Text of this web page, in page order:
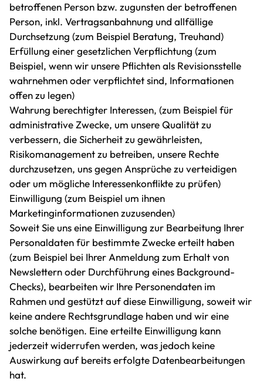
betroffenen Person bzw. zugunsten der betroffenen
Person, inkl. Vertragsanbahnung und allfällige
Durchsetzung (zum Beispiel Beratung, Treuhand)
Erfüllung einer gesetzlichen Verpflichtung (zum
Beispiel, wenn wir unsere Pflichten als Revisionsstelle
wahrnehmen oder verpflichtet sind, Informationen
offen zu legen)
Wahrung berechtigter Interessen, (zum Beispiel für
administrative Zwecke, um unsere Qualität zu
verbessern, die Sicherheit zu gewährleisten,
Risikomanagement zu betreiben, unsere Rechte
durchzusetzen, uns gegen Ansprüche zu verteidigen
oder um mögliche Interessenkonflikte zu prüfen)
Einwilligung (zum Beispiel um ihnen
Marketinginformationen zuzusenden)
Soweit Sie uns eine Einwilligung zur Bearbeitung Ihrer
Personaldaten für bestimmte Zwecke erteilt haben
(zum Beispiel bei Ihrer Anmeldung zum Erhalt von
Newslettern oder Durchführung eines Background-
Checks), bearbeiten wir Ihre Personendaten im
Rahmen und gestützt auf diese Einwilligung, soweit wir
keine andere Rechtsgrundlage haben und wir eine
solche benötigen. Eine erteilte Einwilligung kann
jederzeit widerrufen werden, was jedoch keine
Auswirkung auf bereits erfolgte Datenbearbeitungen
hat.